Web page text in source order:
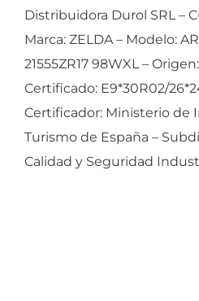
Distribuidora Durol SRL –
Marca: ZELDA – Modelo:
21555ZR17 98WXL –
Certificado: E9*30R02/
Certificador: Ministerio de
Turismo de España –
Calidad y Seguridad